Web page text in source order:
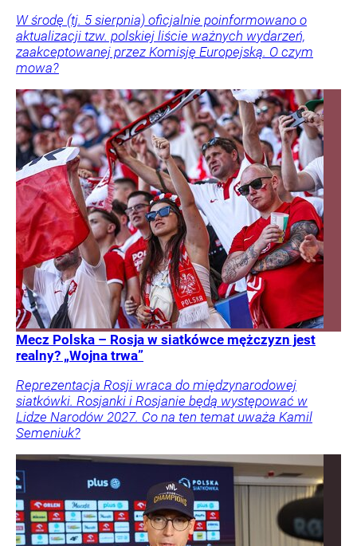
W środę (tj. 5 sierpnia) oficjalnie poinformowano o
aktualizacji tzw. polskiej liście ważnych wydarzeń,
zaakceptowanej przez Komisję Europejską. O czym
mowa?
Mecz Polska – Rosja w siatkówce mężczyzn jest
realny? „Wojna trwa”
Reprezentacja Rosji wraca do międzynarodowej
siatkówki. Rosjanki i Rosjanie będą występować w
Lidze Narodów 2027. Co na ten temat uważa Kamil
Semeniuk?